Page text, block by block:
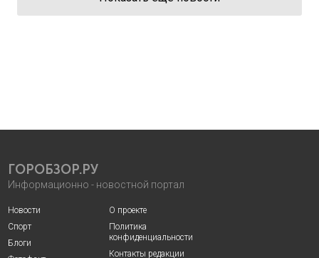
ГОРОБЗОР.РУ
Информационно - новостной портал
Новости
Спорт
Блоги
О проекте
Политика
конфиденциальности
Контакты редакции